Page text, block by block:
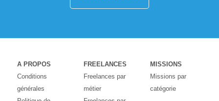
A PROPOS
Conditions
générales
FREELANCES
Freelances par
métier
MISSIONS
Missions par
catégorie